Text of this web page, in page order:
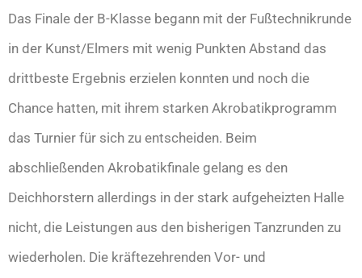
Das Finale der B-Klasse begann mit der Fußtechnikrunde
in der Kunst/Elmers mit wenig Punkten Abstand das
drittbeste Ergebnis erzielen konnten und noch die
Chance hatten, mit ihrem starken Akrobatikprogramm
das Turnier für sich zu entscheiden. Beim
abschließenden Akrobatikfinale gelang es den
Deichhorstern allerdings in der stark aufgeheizten Halle
nicht, die Leistungen aus den bisherigen Tanzrunden zu
wiederholen. Die kräftezehrenden Vor- und